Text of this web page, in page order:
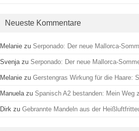
Neueste Kommentare
Melanie zu Serponado: Der neue Mallorca-
Svenja zu Serponado: Der neue Mallorca-
Melanie zu Gerstengras Wirkung für die Haare:
Manuela zu Spanisch A2 bestanden: Mein Weg
Dirk zu Gebrannte Mandeln aus der